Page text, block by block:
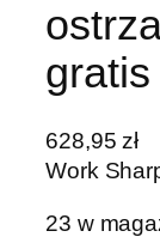
gratis
628,95zł
Work
23 w